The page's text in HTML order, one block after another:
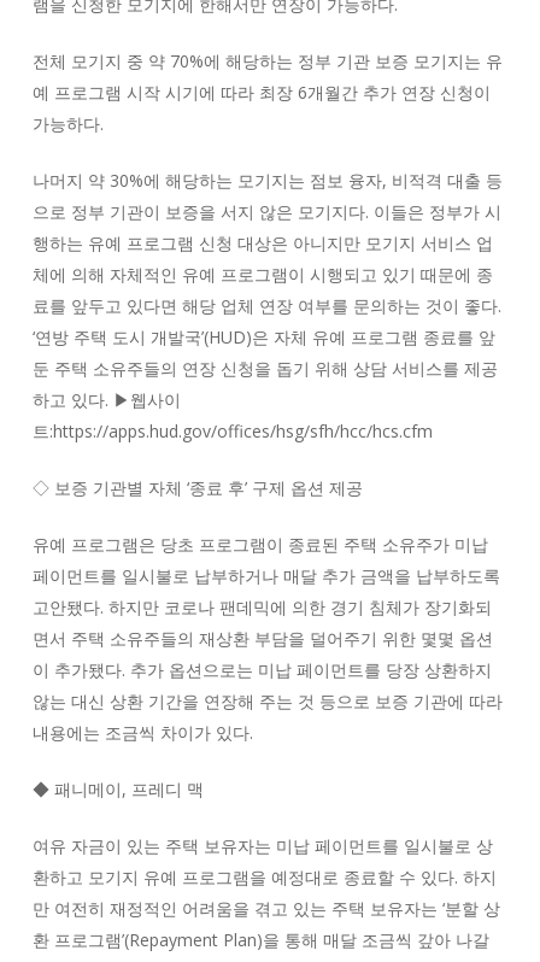
전체 모기지 중 약 70%에 해당하는 정부 기관 보증 모기지는 유
예 프로그램 시작 시기에 따라 최장 6개월간 추가 연장 신청이
가능하다.
나머지 약 30%에 해당하는 모기지는 점보 융자, 비적격 대출 등
으로 정부 기관이 보증을 서지 않은 모기지다. 이들은 정부가 시
행하는 유예 프로그램 신청 대상은 아니지만 모기지 서비스 업
체에 의해 자체적인 유예 프로그램이 시행되고 있기 때문에 종
료를 앞두고 있다면 해당 업체 연장 여부를 문의하는 것이 좋다.
‘연방 주택 도시 개발국’(HUD)은 자체 유예 프로그램 종료를 앞
둔 주택 소유주들의 연장 신청을 돕기 위해 상담 서비스를 제공
하고 있다. ▶웹사이
트:https://apps.hud.gov/offices/hsg/sfh/hcc/hcs.cfm
◇ 보증 기관별 자체 ‘종료 후’ 구제 옵션 제공
유예 프로그램은 당초 프로그램이 종료된 주택 소유주가 미납
페이먼트를 일시불로 납부하거나 매달 추가 금액을 납부하도록
고안됐다. 하지만 코로나 팬데믹에 의한 경기 침체가 장기화되
면서 주택 소유주들의 재상환 부담을 덜어주기 위한 몇몇 옵션
이 추가됐다. 추가 옵션으로는 미납 페이먼트를 당장 상환하지
않는 대신 상환 기간을 연장해 주는 것 등으로 보증 기관에 따라
내용에는 조금씩 차이가 있다.
◆ 패니메이, 프레디 맥
여유 자금이 있는 주택 보유자는 미납 페이먼트를 일시불로 상
환하고 모기지 유예 프로그램을 예정대로 종료할 수 있다. 하지
만 여전히 재정적인 어려움을 겪고 있는 주택 보유자는 ‘분할 상
환 프로그램’(Repayment Plan)을 통해 매달 조금씩 갚아 나갈